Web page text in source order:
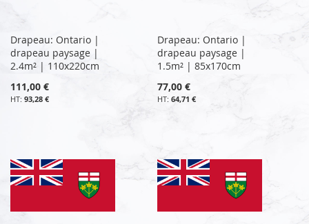
Drapeau: Ontario |
drapeau paysage |
2.4m² | 110x220cm
111,00 €
93,28 €
Drapeau: Ontario |
drapeau paysage |
1.5m² | 85x170cm
77,00 €
64,71 €